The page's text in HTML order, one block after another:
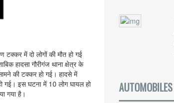
टक्कर में दो लोगों की मौत हो गई
हादसा गौरीगंज थाना क्षेत्र के
की टक्कर हो गई। हादसे में
गई। इस घटना में 10 लोग घायल हो
गया है।
AUTOMOBILES